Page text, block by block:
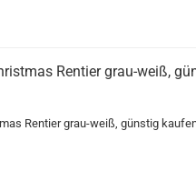
Rentier grau-weiß,
Rentier grau-weiß, günstig